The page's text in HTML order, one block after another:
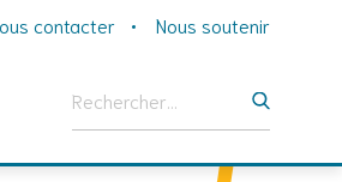
contacter Nous soutenir